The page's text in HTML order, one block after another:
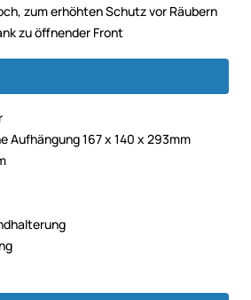
zum erhöhten Schutz vor Räubern
zu öffnender Front
Aufhängung 167 x 140 x 293mm